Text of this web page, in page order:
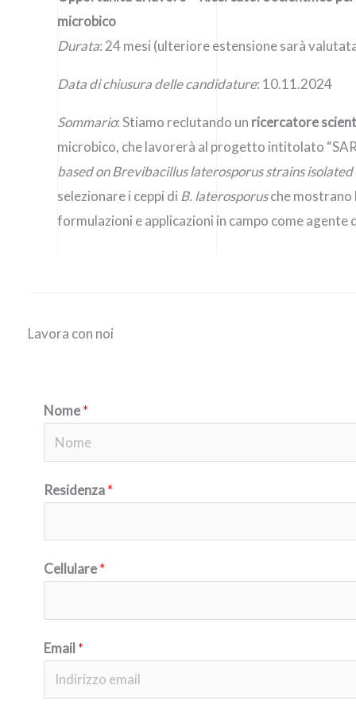
microbico
Durata: 24 mesi (ulteriore estensione sarà
Data di chiusura delle candidature: 10.11.2024
Sommario: Stiamo reclutando un ricercatore
microbico, che lavorerà al progetto intitolato
based on Brevibacillus laterosporus strains
selezionare i ceppi di B. laterosporusche mostrano
formulazioni e applicazioni in campo come agente
Lavora con noi
Nome*
o
Residenza*
Cellulare*
Email*